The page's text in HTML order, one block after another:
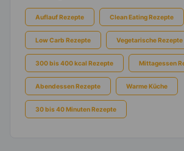
Auflauf Rezepte Clean Eating Rezepte
Low Carb Rezepte Vegetarische Rezepte
300 bis 400 kcal Rezepte Mittagessen
Abendessen Rezepte Warme Küche
30 bis 40 Minuten Rezepte